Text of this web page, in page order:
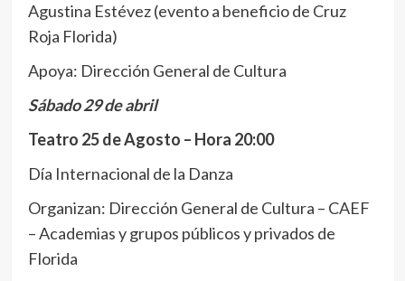
Agustina Estévez (evento a beneficio de Cruz
Roja Florida)
Apoya: Dirección General de Cultura
Sábado 29 de abril
Teatro 25 de Agosto – Hora 20:00
Día Internacional de la Danza
Organizan: Dirección General de Cultura – CAEF
– Academias y grupos públicos y privados de
Florida